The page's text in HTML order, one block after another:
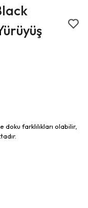
farklılıkları olabilir,